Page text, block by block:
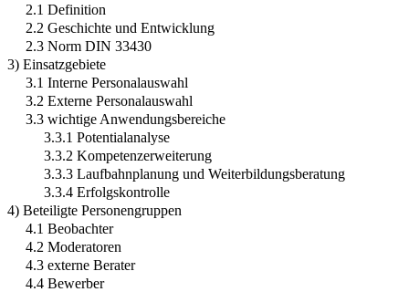
2.1 Definition
2.2 Geschichte und Entwicklung
2.3 Norm DIN 33430
3) Einsatzgebiete
3.1 Interne Personalauswahl
3.2 Externe Personalauswahl
3.3 wichtige Anwendungsbereiche
3.3.1 Potentialanalyse
3.3.2 Kompetenzerweiterung
3.3.3 Laufbahnplanung und Weiterbildungsberatung
3.3.4 Erfolgskontrolle
4) Beteiligte Personengruppen
4.1 Beobachter
4.2 Moderatoren
4.3 externe Berater
4.4 Bewerber